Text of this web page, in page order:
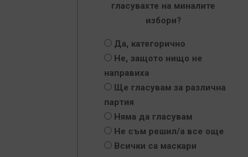
гласувахте на миналите
избори?
Да, категорично
Не, защото нищо не
направиха
Ще гласувам за различна
партия
Няма да гласувам
Не съм решил/а все още
Всички са маскари